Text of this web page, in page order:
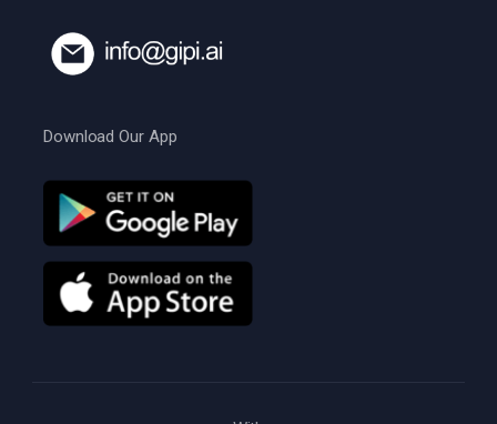
Download Our App